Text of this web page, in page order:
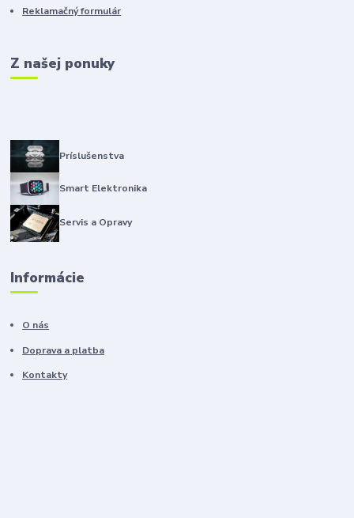
Reklamačný formulár
Z našej ponuky
Príslušenstva
Smart Elektronika
Servis a Opravy
Informácie
O nás
Doprava a platba
Kontakty